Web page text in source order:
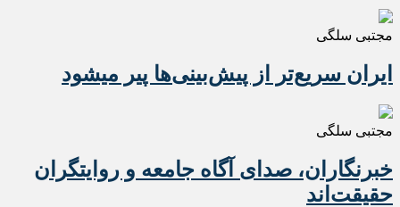
مجتبی سلگی
ایران سریع‌تر از پیش‌بینی‌ها پیر میشود
مجتبی سلگی
خبرنگاران، صدای آگاه جامعه و روایتگران
حقیقت‌اند